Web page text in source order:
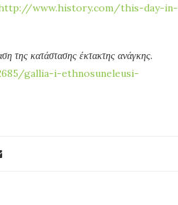
www.history.com/this-day-in-
της κατάστασης έκτακτης ανάγκης.
gallia-i-ethnosuneleusi-